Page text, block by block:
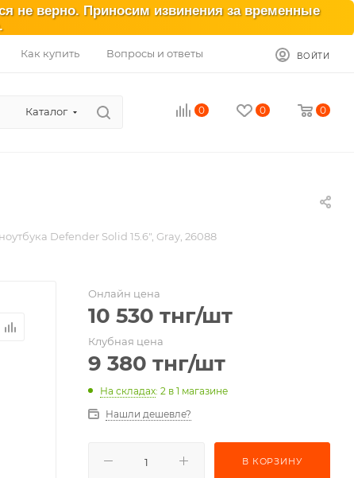
не верно. Приносим извинения за временные
Как купить Вопросы и ответы ВОЙТИ
Каталог 0 0 0
Defender Solid 15.6", Gray, 26088
Онлайн цена
10 530 тнг/шт
Клубная цена
9 380 тнг/шт
На складах: 2 в 1 магазине
Нашли дешевле?
В КОРЗИНУ